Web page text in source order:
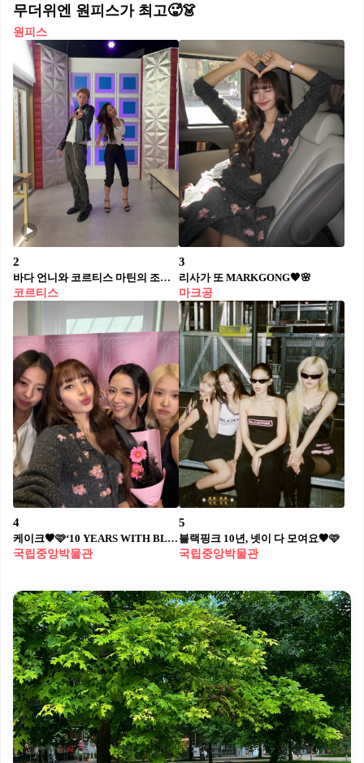
무더위엔 원피스가 최고🥵👗
원피스
2
바다 언니와 코르티스 마틴의 조합?!
코르티스
3
리사가 또 MARKGONG🖤🌸
마크공
4
케이크🖤🩷‘10 YEARS WITH BLINK’
국립중앙박물관
5
블랙핑크 10년, 넷이 다 모여요🖤🩷
국립중앙박물관